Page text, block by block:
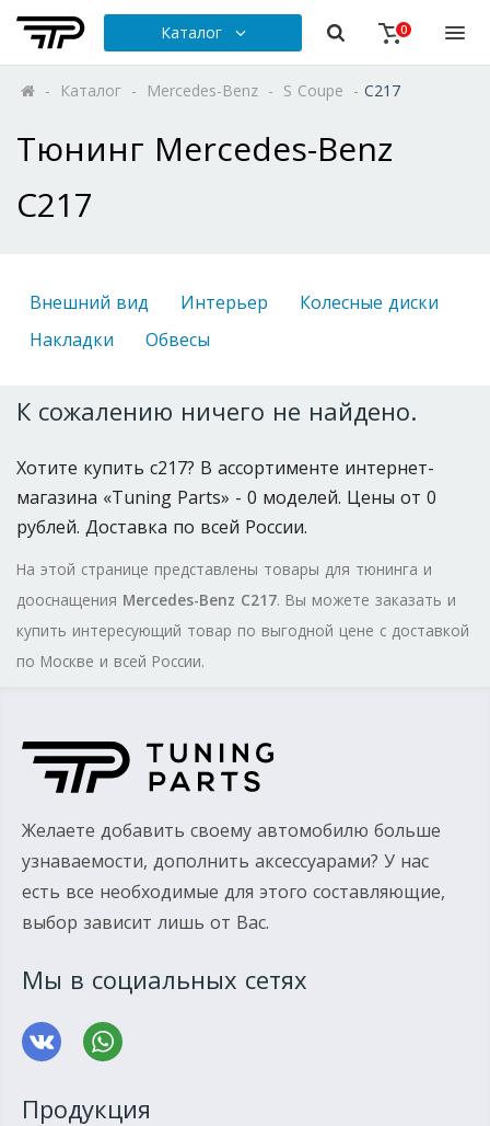
Каталог 0
- Каталог - Mercedes-Benz - S Coupe - C217
Тюнинг Mercedes-Benz
C217
Внешний вид Интерьер
Колесные диски
Накладки
Обвесы
К сожалению ничего не найдено.
Хотите купить c217? В ассортименте интернет-
магазина «Tuning Parts» - 0 моделей. Цены от 0
рублей. Доставка по всей России.
На этой странице представлены товары для тюнинга и
дооснащения Mercedes-Benz C217. Вы можете заказать и
купить интересующий товар по выгодной цене с доставкой
по Москве и всей России.
Желаете добавить своему автомобилю больше
узнаваемости, дополнить аксессуарами? У нас
есть все необходимые для этого составляющие,
выбор зависит лишь от Вас.
Мы в социальных сетях
Продукция